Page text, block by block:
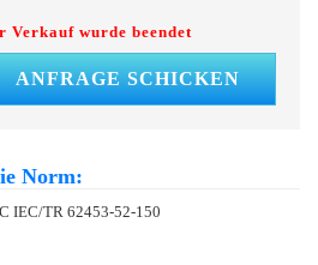
Verkauf wurde beendet
ANFRAGE SCHICKEN
Norm:
IEC/TR 62453-52-150